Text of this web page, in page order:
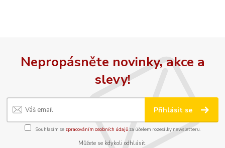
Nepropásněte novinky, akce a
slevy!
Přihlásit se
Souhlasím se zpracováním osobních údajůza účelem rozesílky newsletteru.
Můžete se kdykoli odhlásit.